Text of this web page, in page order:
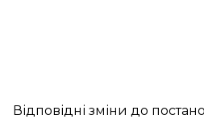
Відповідні зміни до